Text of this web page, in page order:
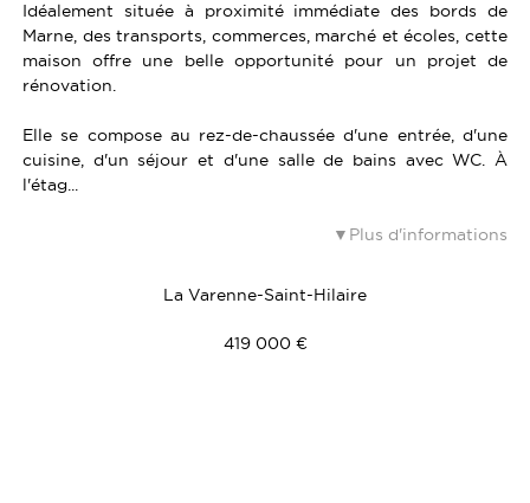
Idéalement située à proximité immédiate des bords de
Marne, des transports, commerces, marché et écoles, cette
maison offre une belle opportunité pour un projet de
rénovation.
Elle se compose au rez-de-chaussée d'une entrée, d'une
cuisine, d'un séjour et d'une salle de bains avec WC. À
l'étag...
Plus d'informations
La Varenne-Saint-Hilaire
419 000 €